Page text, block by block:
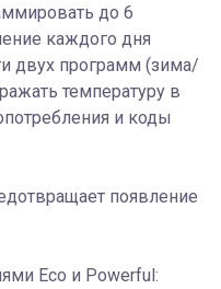
до 6
каждого дня
двух программ (зима/
температуру в
и коды
появление
Eco и Powerful: